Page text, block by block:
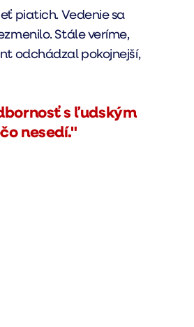
piatich. Vedenie sa
Stále veríme,
odchádzal pokojnejší,
s ľudským
nesedí."